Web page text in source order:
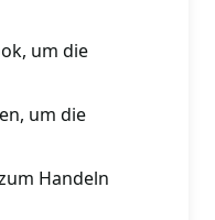
um die
um die
Handeln